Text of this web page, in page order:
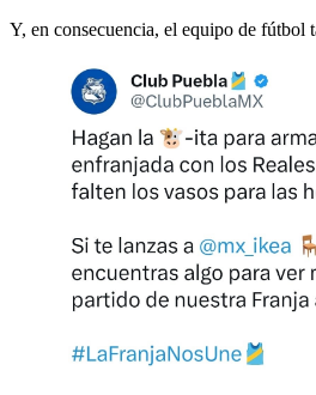
Y, en consecuencia, el equipo de